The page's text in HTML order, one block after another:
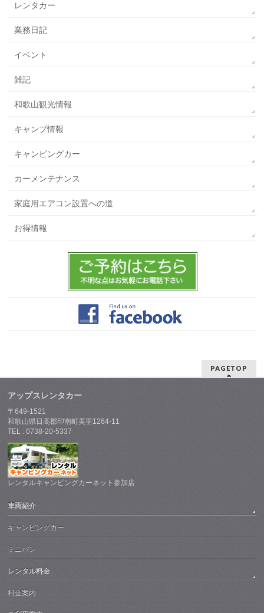
レンタカー
業務日記
イベント
雑記
和歌山観光情報
キャンプ情報
キャンピングカー
カーメンテナンス
家庭用エアコン設置への道
お得情報
PAGETOP
アップスレンタカー
〒649-1521
和歌山県日高郡印南町美里1264-11
TEL : 0738-20-5337
レンタルキャンピングカーネット参加店
車両紹介
キャンピングカー
ミニバン
レンタル料金
料金案内